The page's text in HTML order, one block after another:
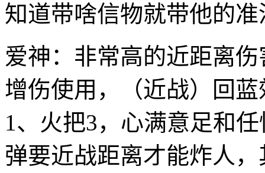
知道带啥信物就带他的准
爱神：非常高的近距离
增伤使用，（近战）回
1、火把3，心满意足和
弹要近战距离才能炸人